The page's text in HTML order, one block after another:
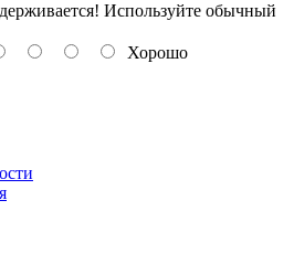
Используйте обычный
Хорошо